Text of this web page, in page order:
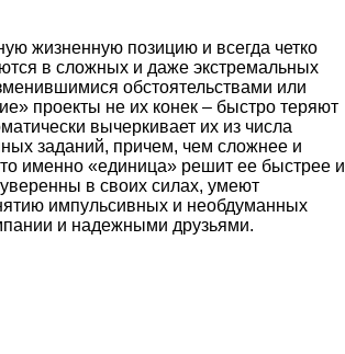
жизненную позицию и всегда четко
в сложных и даже экстремальных
обстоятельствами или
проекты не их конек – быстро теряют
вычеркивает их из числа
заданий, причем, чем сложнее и
именно «единица» решит ее быстрее и
в своих силах, умеют
импульсивных и необдуманных
и надежными друзьями.